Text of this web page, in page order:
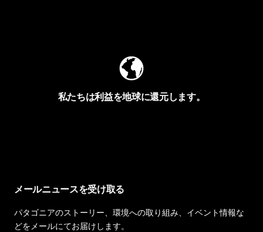
私たちは利益を地球に還元します。
メールニュースを受け取る
パタゴニアのストーリー、環境への取り組み、イベント情報な
どをメールにてお届けします。